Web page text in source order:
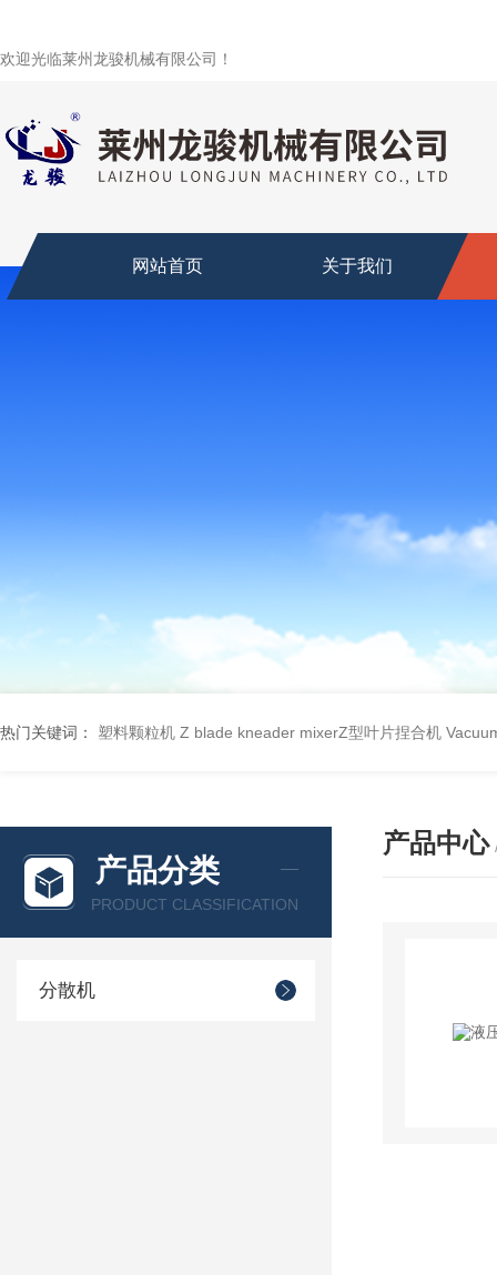
欢迎光临莱州龙骏机械有限公司！
网站首页 关于我们
热门关键词： 塑料颗粒机 Z blade kneader mixerZ型叶片捏合机
产品分类
PRODUCT CLASSIFICATION
分散机
产品中心